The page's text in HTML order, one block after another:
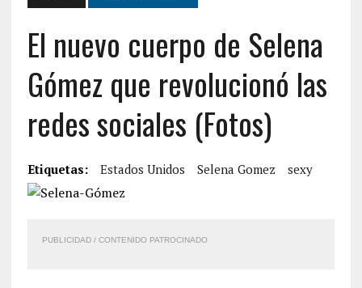
El nuevo cuerpo de Selena
Gómez que revolucionó las
redes sociales (Fotos)
Etiquetas: Estados Unidos Selena Gomez sexy
PUBLICIDAD / CONTENIDO PATROCINADO